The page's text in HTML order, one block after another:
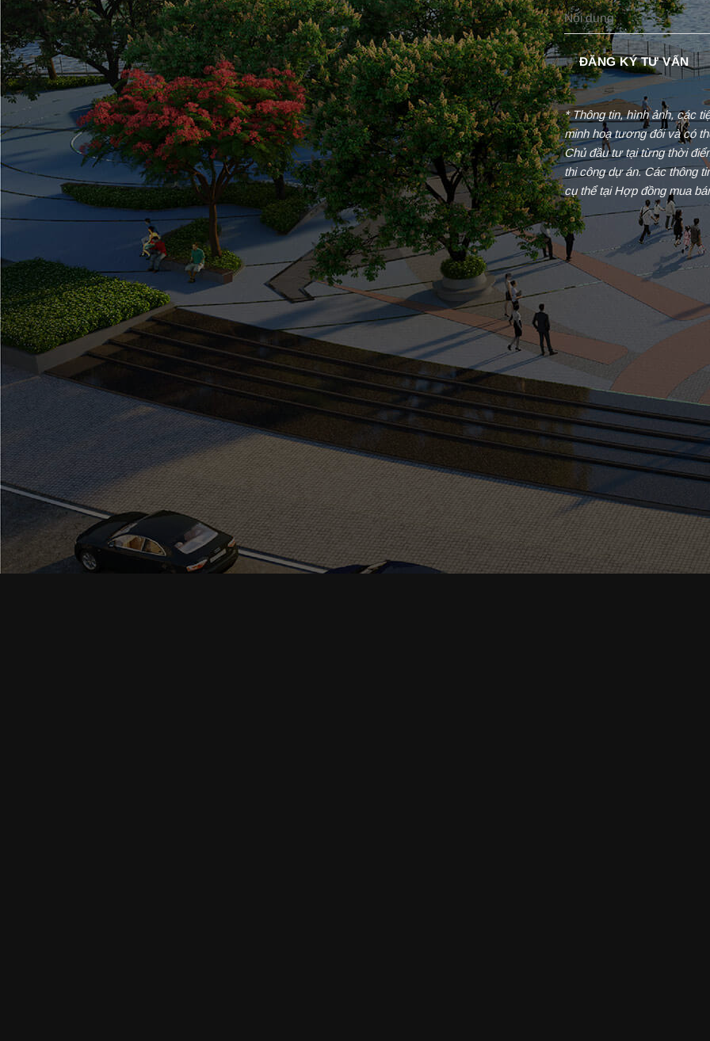
* Thông tin, hình ảnh, các
minh hoạ tương đối và có
Chủ đầu tư tại từng thời
thi công dự án. Các thông
cụ thể tại Hợp đồng mua